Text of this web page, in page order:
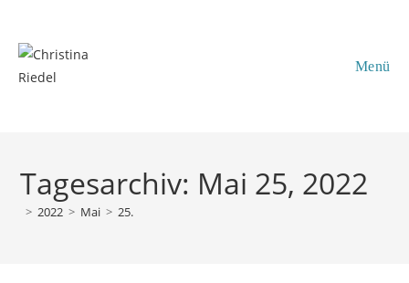
springen
Menü
Tagesarchiv: Mai 25, 2022
> 2022 > Mai > 25.